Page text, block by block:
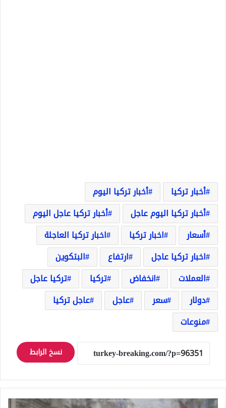
أخبار تركيا
أخبار تركيا اليوم
أخبار تركيا اليوم عاجل
أخبار تركيا عاجل اليوم
أسعار
اخبار تركيا
اخبار تركيا العاجلة
اخبار تركيا عاجل
ارتفاع
البتكوين
العملات
انخفاض تركيا
تركيا عاجل
دولار
سعر عاجل
عاجل تركيا
منوعات
نسخ الرابط
14